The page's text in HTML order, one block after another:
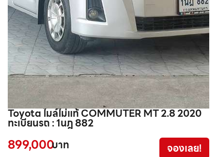
Toyota ไมล์ไม่แท้ COMMUTER MT 2.8 2020
ทะเบียนรถ : 1นฎ 882
899,000บาท จองเลย!